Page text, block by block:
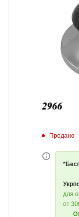
Продано
для
от